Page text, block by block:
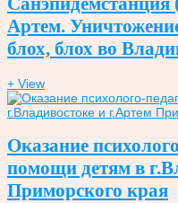
Артем.
блох, блох во
+ View
Оказание
помощи детям в
Приморского края